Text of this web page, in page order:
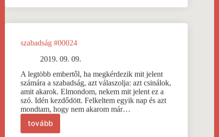
szabadság #00024
2019. 09. 09.
A legtöbb embertől, ha megkérdezik mit jelent
számára a szabadság, azt válaszolja: azt csinálok,
amit akarok. Elmondom, nekem mit jelent ez a
szó. Idén kezdődött. Felkeltem egyik nap és azt
mondtam, hogy nem akarom már…
továbbszabadság